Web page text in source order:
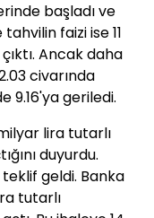
başladı ve
faizi ise 11
Ancak daha
civarında
9.16'ya geriledi.
lira tutarlı
duyurdu.
teklif geldi. Banka
tutarlı